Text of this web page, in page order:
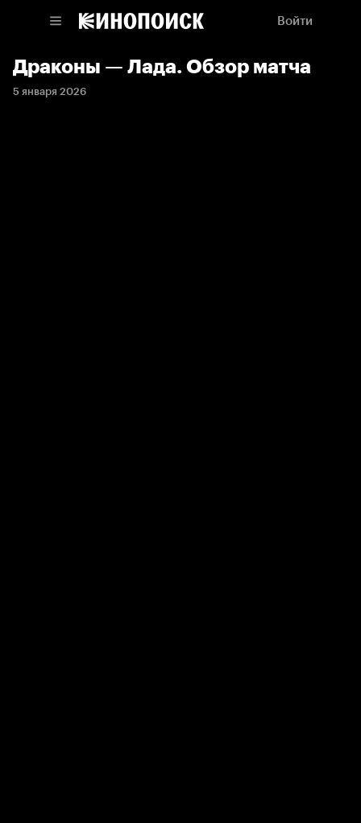
Войти
Драконы — Лада. Обзор матча
5 января 2026